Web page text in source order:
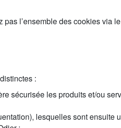
l’ensemble des cookies via
:
sécurisée les produits et/ou
lesquelles sont ensuite